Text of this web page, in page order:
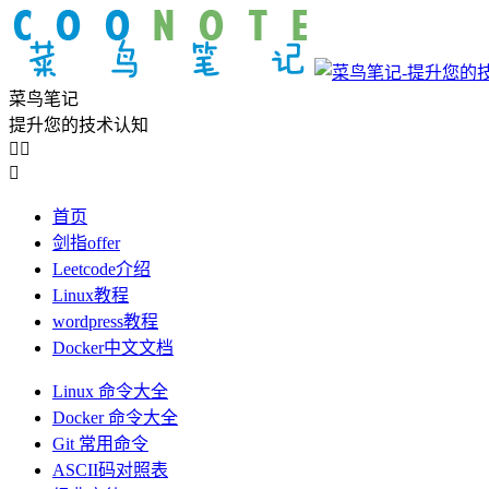
菜鸟笔记
提升您的技术认知
 

首页
剑指offer
Leetcode介绍
Linux教程
wordpress教程
Docker中文文档
Linux 命令大全
Docker 命令大全
Git 常用命令
ASCII码对照表